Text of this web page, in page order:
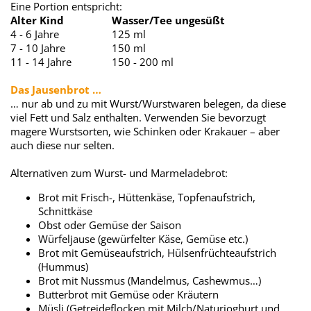
Eine Portion entspricht:
Alter Kind
Wasser/Tee ungesüßt
4 - 6 Jahre
125 ml
7 - 10 Jahre
150 ml
11 - 14 Jahre
150 - 200 ml
Das Jausenbrot …
… nur ab und zu mit Wurst/Wurstwaren belegen, da diese
viel Fett und Salz enthalten. Verwenden Sie bevorzugt
magere Wurstsorten, wie Schinken oder Krakauer – aber
auch diese nur selten.
Alternativen zum Wurst- und Marmeladebrot:
Brot mit Frisch-, Hüttenkäse, Topfenaufstrich,
Schnittkäse
Obst oder Gemüse der Saison
Würfeljause (gewürfelter Käse, Gemüse etc.)
Brot mit Gemüseaufstrich, Hülsenfrüchteaufstrich
(Hummus)
Brot mit Nussmus (Mandelmus, Cashewmus…)
Butterbrot mit Gemüse oder Kräutern
Müsli (Getreideflocken mit Milch/Naturjoghurt und